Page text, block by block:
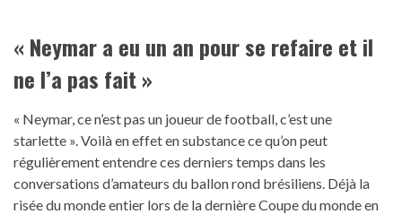
« Neymar a eu un an pour se refaire et il
ne l’a pas fait »
« Neymar, ce n’est pas un joueur de football, c’est une
starlette ». Voilà en effet en substance ce qu’on peut
régulièrement entendre ces derniers temps dans les
conversations d’amateurs du ballon rond brésiliens. Déjà la
risée du monde entier lors de la dernière Coupe du monde en